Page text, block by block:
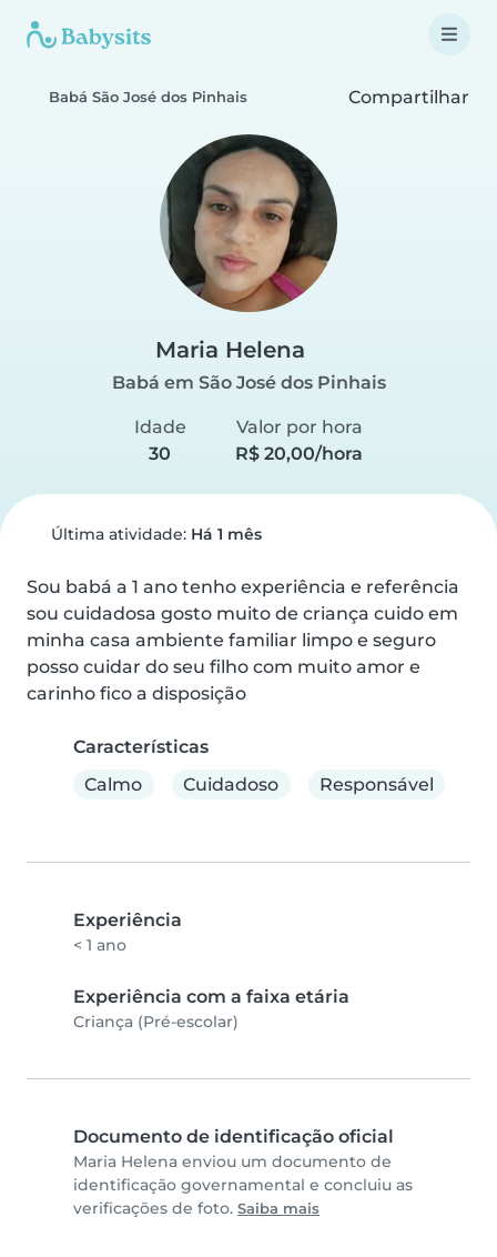
Babá São José dos Pinhais Compartilhar
Maria Helena
Babá em São José dos Pinhais
Idade
30
Valor por hora
R$ 20,00/hora
Última atividade: Há 1 mês
Sou babá a 1 ano tenho experiência e referência
sou cuidadosa gosto muito de criança cuido em
minha casa ambiente familiar limpo e seguro
posso cuidar do seu filho com muito amor e
carinho fico a disposição
Características
Calmo
Cuidadoso Responsável
Experiência
< 1 ano
Experiência com a faixa etária
Criança (Pré-escolar)
Documento de identificação oficial
Maria Helena enviou um documento de
identificação governamental e concluiu as
verificações de foto. Saiba mais